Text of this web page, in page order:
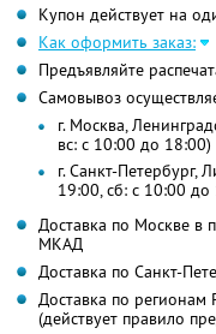
Купон действует на
Как оформить заказ:
Предъявляйте
Самовывоз
г. Москва,
вс: с 10:00 до 18:00)
г. Санкт-Петербург,
19:00, сб: с 10:00 до
Доставка по Москве в
МКАД
Доставка по Санкт-
Доставка по регионам
(действует правило